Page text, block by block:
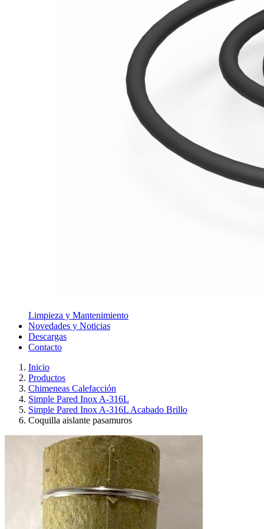
Limpieza y Mantenimiento
Novedades y Noticias
Descargas
Contacto
Inicio
Productos
Chimeneas Calefacción
Simple Pared Inox A-316L
Simple Pared Inox A-316L Acabado Brillo
Coquilla aislante pasamuros